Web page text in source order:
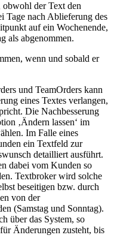
der Text den
Tage nach Ablieferung des
auf ein Wochenende,
als abgenommen.
wenn und sobald er
und TeamOrders kann
eines Textes verlangen,
Die Nachbesserung
‚Ändern lassen‘ im
Im Falle eines
ein Textfeld zur
detailliert ausführt.
dabei vom Kunden so
Textbroker wird solche
beseitigen bzw. durch
von der
(Samstag und Sonntag).
über das System, so
Änderungen zusteht, bis